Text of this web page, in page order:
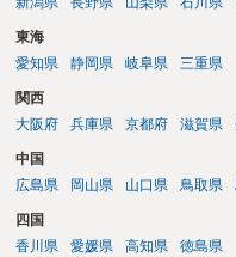
東海
愛知県
静岡県 岐阜県 三重県
関西
大阪府
兵庫県 京都府 滋賀県
中国
広島県
岡山県 山口県 鳥取県
四国
香川県
愛媛県 高知県 徳島県